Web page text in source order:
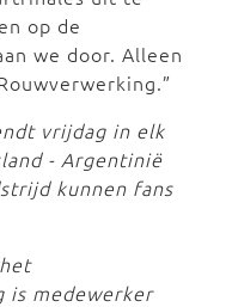
op de
we door. Alleen
vrijdag in elk
- Argentinië
kunnen fans
is medewerker